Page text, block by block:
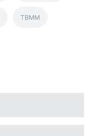
TBMM